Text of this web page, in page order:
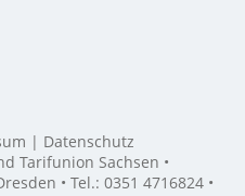
Datenschutz
Tarifunion Sachsen •
• Tel.: 0351 4716824 •